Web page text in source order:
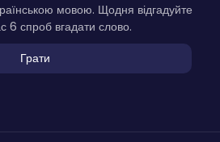
мовою. Щодня відгадуйте
6 спроб вгадати слово.
Грати